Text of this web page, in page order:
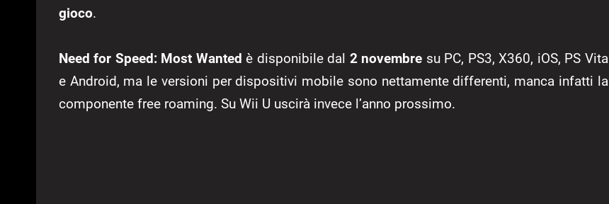
gioco.
Need for Speed: Most Wanted è disponibile dal 2 novembre su PC, PS3, X360, iOS, PS Vita
e Android, ma le versioni per dispositivi mobile sono nettamente differenti, manca infatti la
componente free roaming. Su Wii U uscirà invece l’anno prossimo.